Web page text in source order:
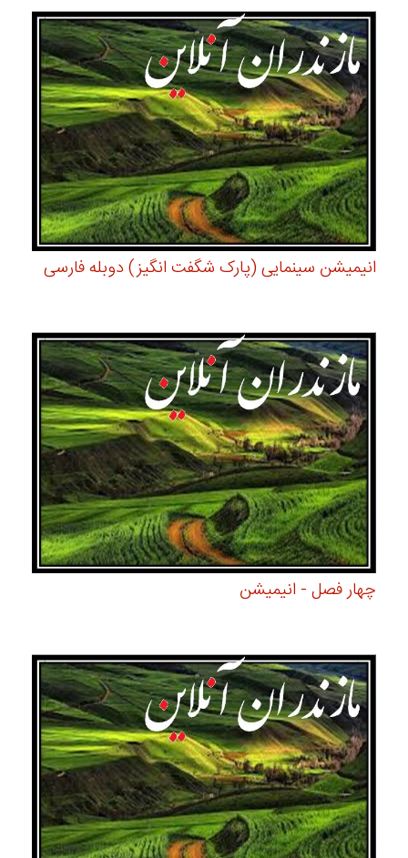
انیمیشن سینمایی (پارک شگفت انگیز) دوبله فارسی
چهار فصل - انیمیشن